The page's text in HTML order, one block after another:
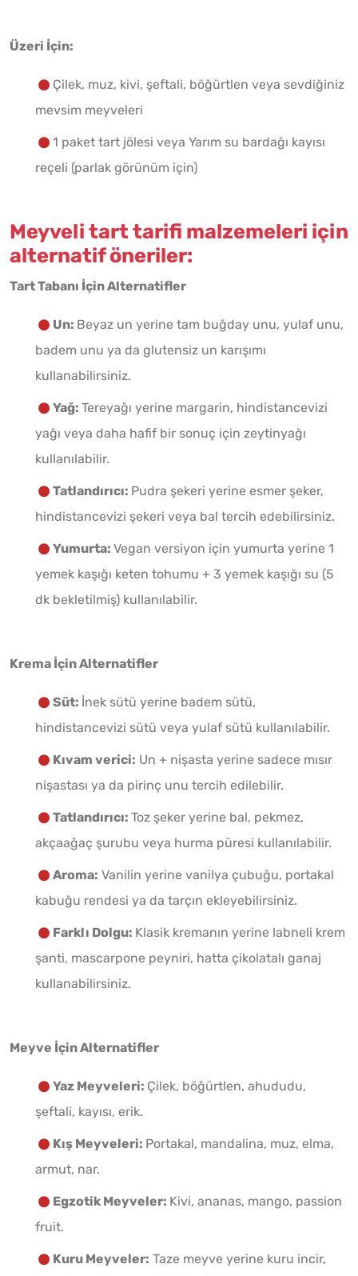
Üzeri İçin:
Çilek, muz, kivi, şeftali, böğürtlen veya sevdiğiniz
mevsim meyveleri
1 paket tart jölesi veya Yarım su bardağı kayısı
reçeli (parlak görünüm için)
Meyveli tart tarifi malzemeleri için
alternatif öneriler:
Tart Tabanı İçin Alternatifler
Un: Beyaz un yerine tam buğday unu, yulaf unu,
badem unu ya da glutensiz un karışımı
kullanabilirsiniz.
Yağ: Tereyağı yerine margarin, hindistancevizi
yağı veya daha hafif bir sonuç için zeytinyağı
kullanılabilir.
Tatlandırıcı: Pudra şekeri yerine esmer şeker,
hindistancevizi şekeri veya bal tercih edebilirsiniz.
Yumurta: Vegan versiyon için yumurta yerine 1
yemek kaşığı keten tohumu + 3 yemek kaşığı su (5
dk bekletilmiş) kullanılabilir.
Krema İçin Alternatifler
Süt: İnek sütü yerine badem sütü,
hindistancevizi sütü veya yulaf sütü kullanılabilir.
Kıvam verici: Un + nişasta yerine sadece mısır
nişastası ya da pirinç unu tercih edilebilir.
Tatlandırıcı: Toz şeker yerine bal, pekmez,
akçaağaç şurubu veya hurma püresi kullanılabilir.
Aroma: Vanilin yerine vanilya çubuğu, portakal
kabuğu rendesi ya da tarçın ekleyebilirsiniz.
Farklı Dolgu: Klasik kremanın yerine labneli krem
şanti, mascarpone peyniri, hatta çikolatalı ganaj
kullanabilirsiniz.
Meyve İçin Alternatifler
Yaz Meyveleri: Çilek, böğürtlen, ahududu,
şeftali, kayısı, erik.
Kış Meyveleri: Portakal, mandalina, muz, elma,
armut, nar.
Egzotik Meyveler: Kivi, ananas, mango, passion
fruit.
Kuru Meyveler: Taze meyve yerine kuru incir,